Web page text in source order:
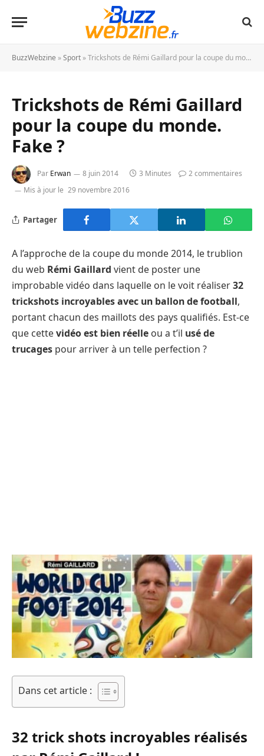
BuzzWebzine »Sport »Trickshots de Rémi Gaillard pour la coupe du monde. Fake ?
Trickshots de Rémi Gaillard
pour la coupe du monde.
Fake ?
Par Erwan 8 juin 2014 3 Minutes
2 commentaires
Mis à jour le 29 novembre 2016
Partager
A l’approche de la coupe du monde 2014, le trublion
du web Rémi Gaillard vient de poster une
improbable vidéo dans laquelle on le voit réaliser32
trickshots incroyables avec un ballon de football,
portant chacun des maillots des pays qualifiés. Est-ce
que cettevidéo est bien réelle ou a t’il usé de
trucages pour arriver à un telle perfection ?
Dans cet article :
32 trick shots incroyables réalisés